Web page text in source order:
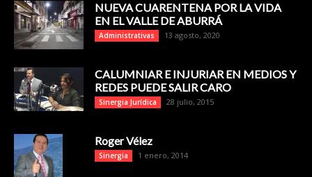
NUEVA CUARENTENA POR LA VIDA
EN EL VALLE DE ABURRÁ
Administrativas 13 agosto, 2020
CALUMNIAR E INJURIAR EN MEDIOS Y
REDES PUEDE SALIR CARO
Sinergia Jurídica 28 julio, 2015
Roger Vélez
Sinergia 1 enero, 2014